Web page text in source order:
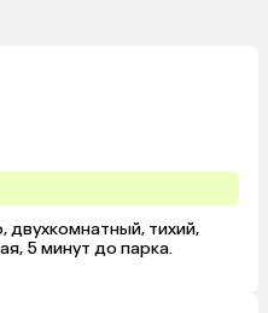
тихий,
5 минут до парка.